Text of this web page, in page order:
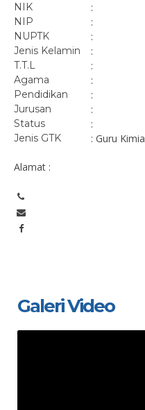
NIK :
NIP :
NUPTK :
Jenis Kelamin :
T.T.L :
Agama :
Pendidikan :
Jurusan :
Status :
Jenis GTK : Guru Kimia
Alamat :
Galeri Video